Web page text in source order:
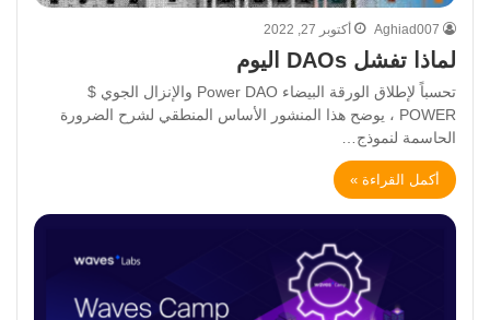
Aghiad007 أكتوبر 27, 2022
لماذا تفشل DAOs اليوم
تحسباً لإطلاق الورقة البيضاء Power DAO والإنزال الجوي $
POWER ، يوضح هذا المنشور الأساس المنطقي لشرح الضرورة
الحاسمة لنموذج…
أكمل القراءة »